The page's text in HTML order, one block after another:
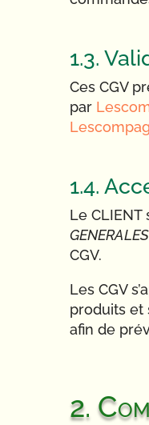
1.3.
Ces CGV
par
1.4.
Le
CGV.
Les CGV
produits et
afin de
2.